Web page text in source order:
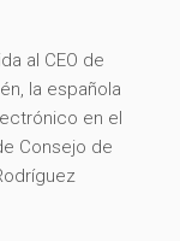
al CEO de
la española
en el
Consejo de